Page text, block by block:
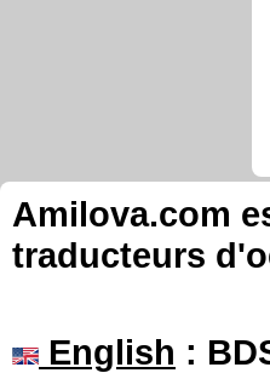
Amilova.com
traducteurs
English :